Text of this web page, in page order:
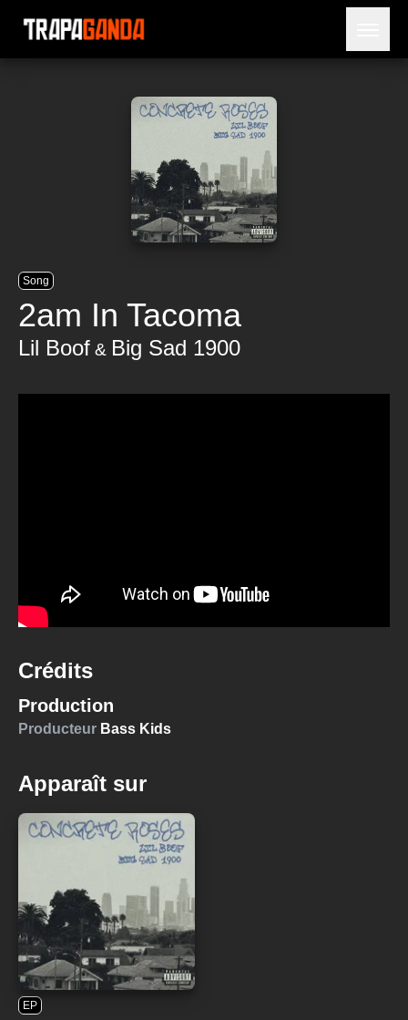
BLOG
Song
2am In Tacoma
Lil Boof & Big Sad 1900
Crédits
Production
Producteur Bass Kids
Apparaît sur
EP